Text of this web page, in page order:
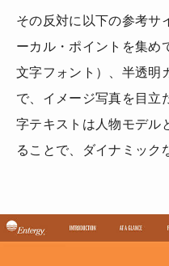
その反対に以下の参考サ
ーカル・ポイントを集め
文字フォント）、半透明
で、イメージ写真を目立
字テキストは人物モデル
ることで、ダイナミック